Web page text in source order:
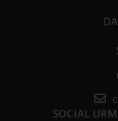
SOCIAL